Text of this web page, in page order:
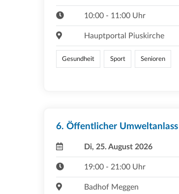
10:00 - 11:00 Uhr
Hauptportal Piuskirche
Gesundheit Sport Senioren
6. Öffentlicher Umweltanlass
Di, 25. August 2026
19:00 - 21:00 Uhr
Badhof Meggen